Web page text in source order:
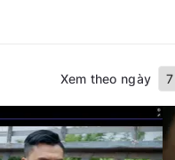
Xem theo ngày